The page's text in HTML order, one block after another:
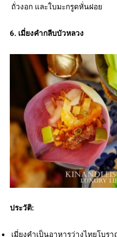
ถั่วงอก และใบมะกรูดหั่นฝอย
6. เมี่ยงคำกลีบบัวหลวง
ประวัติ:
เมี่ยงคำเป็นอาหารว่างไทยโบ